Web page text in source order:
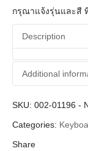
กรุณาแจ้งรุ่นและสี
Description
Additional
Additional
Brands Korg
SKU: 002-01196 -
Categories:
Share